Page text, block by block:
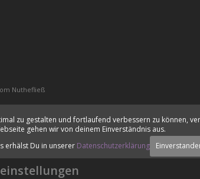
Nuthefließ
zu gestalten und fortlaufend verbessern zu können,
gehen wir von deinem Einverständnis aus.
erhälst Du in unserer Datenschutzerklärung